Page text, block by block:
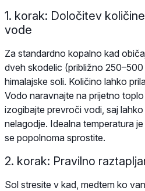
1. korak: Določitev
vode
Za standardno kopalno kad
dveh skodelic (približno
himalajske soli. Količino lahko
Vodo naravnajte na prijetno
izogibajte prevroči vodi, saj
nelagodje. Idealna temperatura
se popolnoma sprostite.
2. korak: Pravilno
Sol stresite v kad, medtem ko